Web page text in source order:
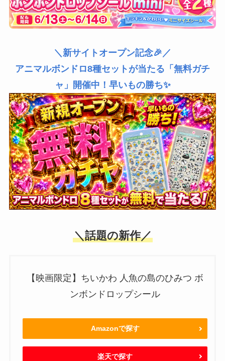
＼新サイトオープン記念🎉／
アニマルボンドロ8種セットが当たる「無料ガチ
ャ」開催中！早いもの勝ち✨
＼話題の新作／
【映画限定】ちいかわ 人魚の島のひみつ ボ
ンボンドロップシール
Amazonで探す
楽天で探す